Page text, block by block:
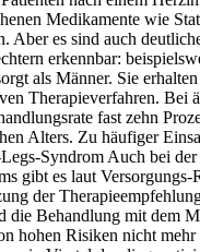
Medikamente wie
Aber es sind auch
erkennbar:
als Männer. Sie
Therapieverfahren. Bei
fast zehn
Alters. Zu häufiger
Syndrom Auch bei
gibt es laut Versorgungs-
der
die Behandlung mit dem
hohen Risiken nicht